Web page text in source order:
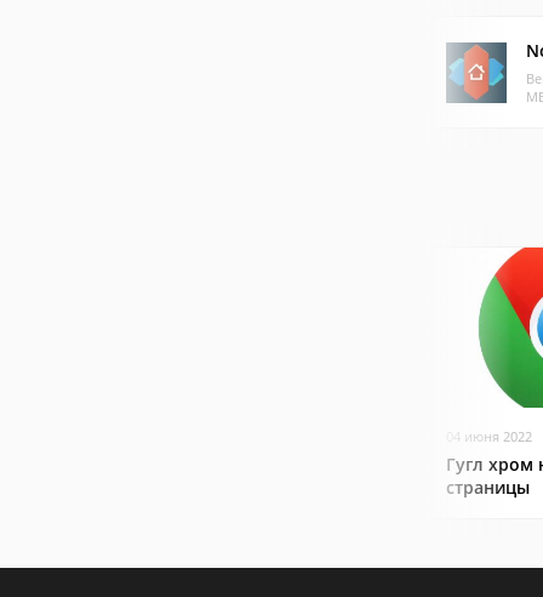
04 июня 2022
Гугл хром
страницы